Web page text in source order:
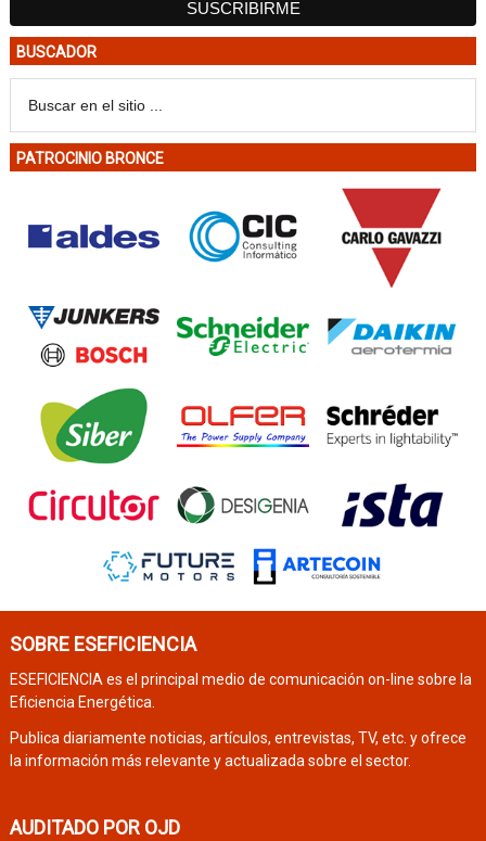
BUSCADOR
PATROCINIO BRONCE
SOBRE ESEFICIENCIA
ESEFICIENCIA es el principal medio de comunicación on-line sobre la
Eficiencia Energética.
Publica diariamente noticias, artículos, entrevistas, TV, etc. y ofrece
la información más relevante y actualizada sobre el sector.
AUDITADO POR OJD